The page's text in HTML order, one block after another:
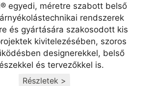
egyedi, méretre szabott belső
rendszerek
és gyártására szakosodott kis
kivitelezésében, szoros
designerekkel, belső
és tervezőkkel is.
Részletek >